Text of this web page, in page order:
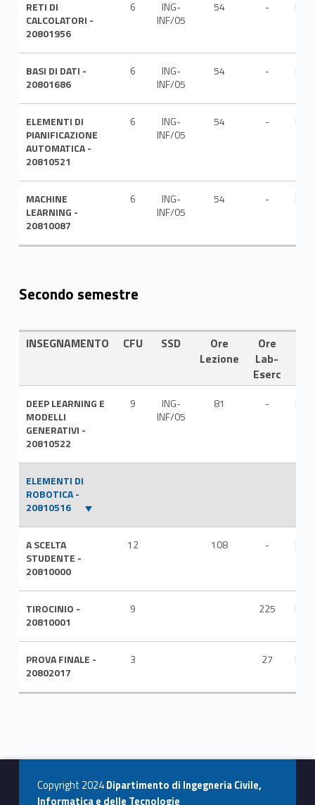
RETI DI
CALCOLATORI -
20801956
6
ING-
INF/05
54 -
BASI DI DATI -
20801686
6
ING-
INF/05
54 -
ELEMENTI DI
PIANIFICAZIONE
AUTOMATICA -
20810521
6
ING-
INF/05
54 -
MACHINE
LEARNING -
20810087
6
ING-
INF/05
54 -
Secondo semestre
INSEGNAMENTO CFU SSD
Ore
Lezione
Ore
Lab-
Eserc
DEEP LEARNING E
MODELLI
GENERATIVI -
20810522
9
ING-
INF/05
81 -
ELEMENTI DI
ROBOTICA -
20810516
A SCELTA
STUDENTE -
20810000
12 108 -
TIROCINIO -
20810001
9 225
PROVA FINALE -
20802017
3 27
Copyright 2024Dipartimento di Ingegneria Civile,
Informatica e delle Tecnologie